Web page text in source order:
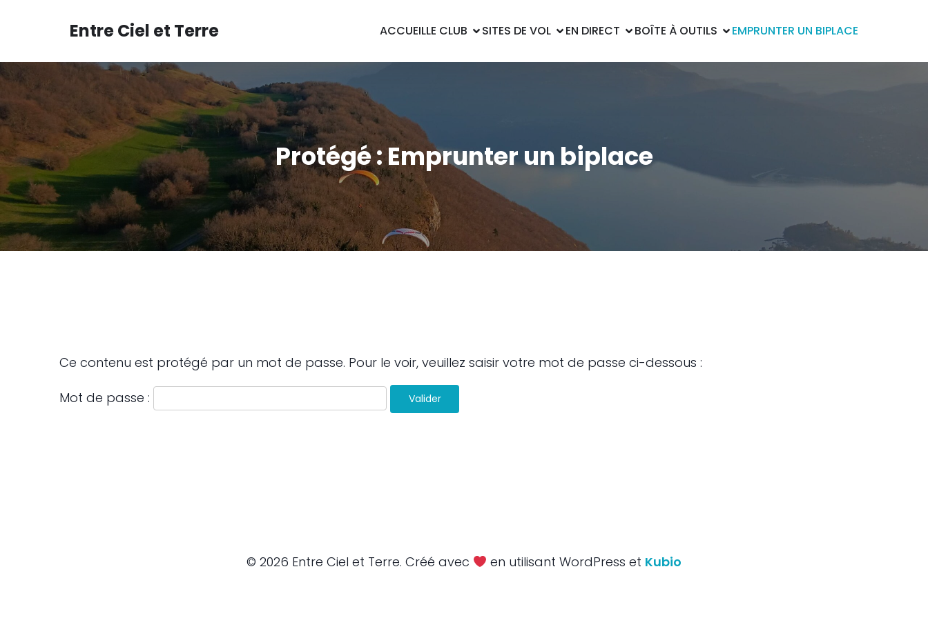
Entre Ciel et Terre ACCUEILLE CLUB SITES DE VOL EN DIRECT BOÎTE À OUTILS EMPRUNTER UN BIPLACE
Protégé : Emprunter un biplace
Ce contenu est protégé par un mot de passe. Pour le voir, veuillez saisir votre mot de passe ci-dessous :
Mot de passe :
© 2026 Entre Ciel et Terre. Créé avec en utilisant WordPress et Kubio